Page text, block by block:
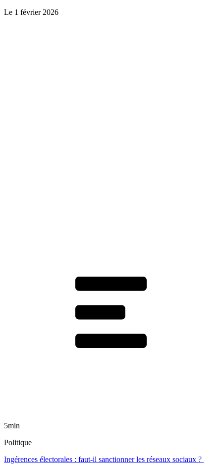
Le 1 février 2026
5min
Politique
Ingérences électorales : faut-il sanctionner les réseaux sociaux ?